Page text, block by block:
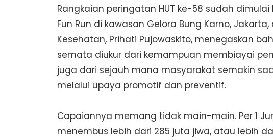
Rangkaian peringatan HUT ke-58 sudah
Fun Run di kawasan Gelora Bung Karno,
Kesehatan, Prihati Pujowaskito, menegaskan
semata diukur dari kemampuan membiayai
juga dari sejauh mana masyarakat semakin
melalui upaya promotif dan preventif.
Capaiannya memang tidak main-main. Per 1
menembus lebih dari 285 juta jiwa, atau lebih